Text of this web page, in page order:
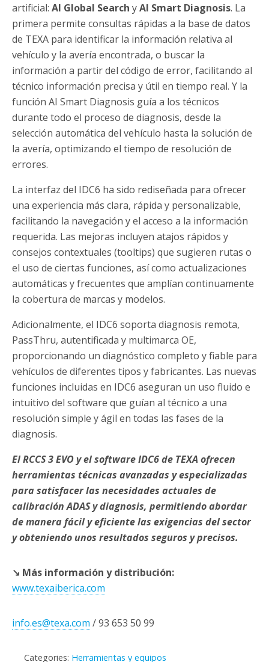
artificial: AI Global Search yAI Smart Diagnosis. La
primera permite consultas rápidas a la base de datos
de TEXA para identificar la información relativa al
vehículo y la avería encontrada, o buscar la
información a partir del código de error, facilitando al
técnico información precisa y útil en tiempo real. Y la
función AI Smart Diagnosis guía a los técnicos
durante todo el proceso de diagnosis, desde la
selección automática del vehículo hasta la solución de
la avería, optimizando el tiempo de resolución de
errores.
La interfaz del IDC6 ha sido rediseñada para ofrecer
una experiencia más clara, rápida y personalizable,
facilitando la navegación y el acceso a la información
requerida. Las mejoras incluyen atajos rápidos y
consejos contextuales (tooltips) que sugieren rutas o
el uso de ciertas funciones, así como actualizaciones
automáticas y frecuentes que amplían continuamente
la cobertura de marcas y modelos.
Adicionalmente, el IDC6 soporta diagnosis remota,
PassThru, autentificada y multimarca OE,
proporcionando un diagnóstico completo y fiable para
vehículos de diferentes tipos y fabricantes. Las nuevas
funciones incluidas en IDC6 aseguran un uso fluido e
intuitivo del software que guían al técnico a una
resolución simple y ágil en todas las fases de la
diagnosis.
El RCCS 3 EVO y el software IDC6 de TEXA ofrecen
herramientas técnicas avanzadas y especializadas
para satisfacer las necesidades actuales de
calibración ADAS y diagnosis, permitiendo abordar
de manera fácil y eficiente las exigencias del sector
y obteniendo unos resultados seguros y precisos.
↘ Más información y distribución:
www.texaiberica.com
info.es@texa.com / 93 653 50 99
Categories: Herramientas y equipos